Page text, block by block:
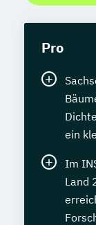
Pro
ein
Im
Land